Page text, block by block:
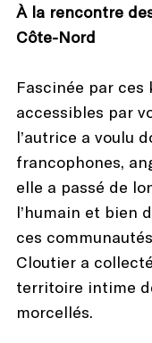
À la rencontre
Côte-Nord
Fascinée par
accessibles par
l’autrice a voulu
francophones,
elle a passé de
l’humain et bien
ces
Cloutier a
territoire intime
morcellés.